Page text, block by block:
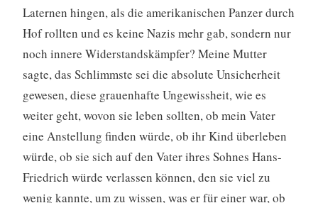
Laternen hingen, als die amerikanischen Panzer durch
Hof rollten und es keine Nazis mehr gab, sondern nur
noch innere Widerstandskämpfer? Meine Mutter
sagte, das Schlimmste sei die absolute Unsicherheit
gewesen, diese grauenhafte Ungewissheit, wie es
weiter geht, wovon sie leben sollten, ob mein Vater
eine Anstellung finden würde, ob ihr Kind überleben
würde, ob sie sich auf den Vater ihres Sohnes Hans-
Friedrich würde verlassen können, den sie viel zu
wenig kannte, um zu wissen, was er für einer war, ob